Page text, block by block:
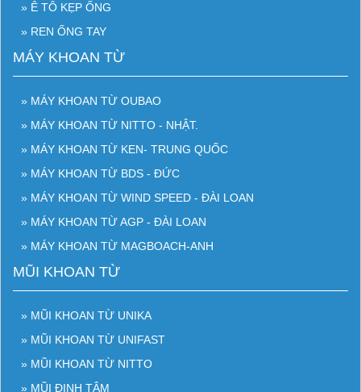
» Ê TÔ KẸP ỐNG
» REN ỐNG TAY
MÁY KHOAN TỪ
» MÁY KHOAN TỪ OUBAO
» MÁY KHOAN TỪ NITTO - NHẬT.
» MÁY KHOAN TỪ KEN- TRUNG QUỐC
» MÁY KHOAN TỪ BDS - ĐỨC
» MÁY KHOAN TỪ WIND SPEED - ĐÀI LOAN
» MÁY KHOAN TỪ AGP - ĐÀI LOAN
» MÁY KHOAN TỪ MAGBOACH-ANH
MŨI KHOAN TỪ
» MŨI KHOAN TỪ UNIKA
» MŨI KHOAN TỪ UNIFAST
» MŨI KHOAN TỪ NITTO
» MŨI ĐỊNH TÂM